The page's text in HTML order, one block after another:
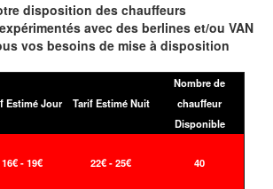
disposition des chauffeurs
avec des berlines et/ou VAN
vos besoins de mise à disposition
Estimé Jour Tarif Estimé Nuit
Nombre de
chauffeur
Disponible
16€ - 19€ 22€ - 25€ 40